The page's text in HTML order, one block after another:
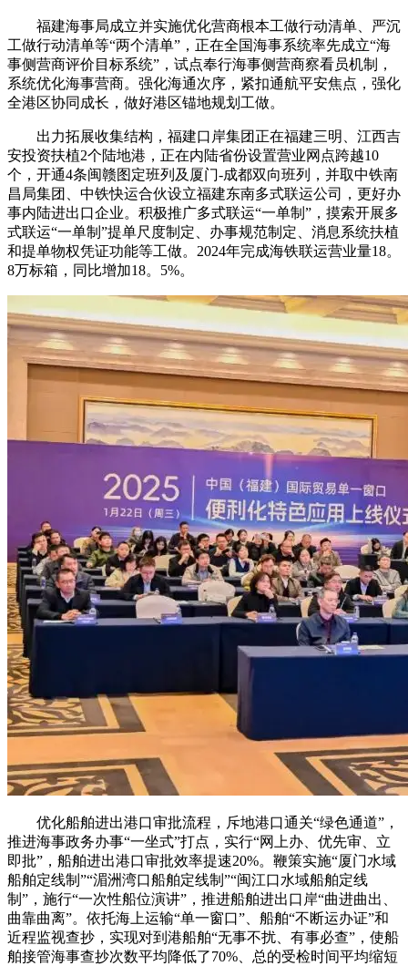
福建海事局成立并实施优化营商根本工做行动清单、严沉
工做行动清单等“两个清单”，正在全国海事系统率先成立“海
事侧营商评价目标系统”，试点奉行海事侧营商察看员机制，
系统优化海事营商。强化海通次序，紧扣通航平安焦点，强化
全港区协同成长，做好港区锚地规划工做。
出力拓展收集结构，福建口岸集团正在福建三明、江西吉
安投资扶植2个陆地港，正在内陆省份设置营业网点跨越10
个，开通4条闽赣图定班列及厦门-成都双向班列，并取中铁南
昌局集团、中铁快运合伙设立福建东南多式联运公司，更好办
事内陆进出口企业。积极推广多式联运“一单制”，摸索开展多
式联运“一单制”提单尺度制定、办事规范制定、消息系统扶植
和提单物权凭证功能等工做。2024年完成海铁联运营业量18。
8万标箱，同比增加18。5%。
优化船舶进出港口审批流程，斥地港口通关“绿色通道”，
推进海事政务办事“一坐式”打点，实行“网上办、优先审、立
即批”，船舶进出港口审批效率提速20%。鞭策实施“厦门水域
船舶定线制”“湄洲湾口船舶定线制”“闽江口水域船舶定线
制”，施行“一次性船位演讲”，推进船舶进出口岸“曲进曲出、
曲靠曲离”。依托海上运输“单一窗口”、船舶“不断运办证”和
近程监视查抄，实现对到港船舶“无事不扰、有事必查”，使船
舶接管海事查抄次数平均降低了70%、总的受检时间平均缩短